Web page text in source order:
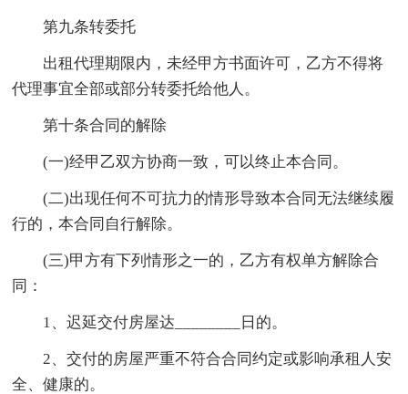
第九条转委托
出租代理期限内，未经甲方书面许可，乙方不得将
代理事宜全部或部分转委托给他人。
第十条合同的解除
(一)经甲乙双方协商一致，可以终止本合同。
(二)出现任何不可抗力的情形导致本合同无法继续履
行的，本合同自行解除。
(三)甲方有下列情形之一的，乙方有权单方解除合
同：
1、迟延交付房屋达________日的。
2、交付的房屋严重不符合合同约定或影响承租人安
全、健康的。